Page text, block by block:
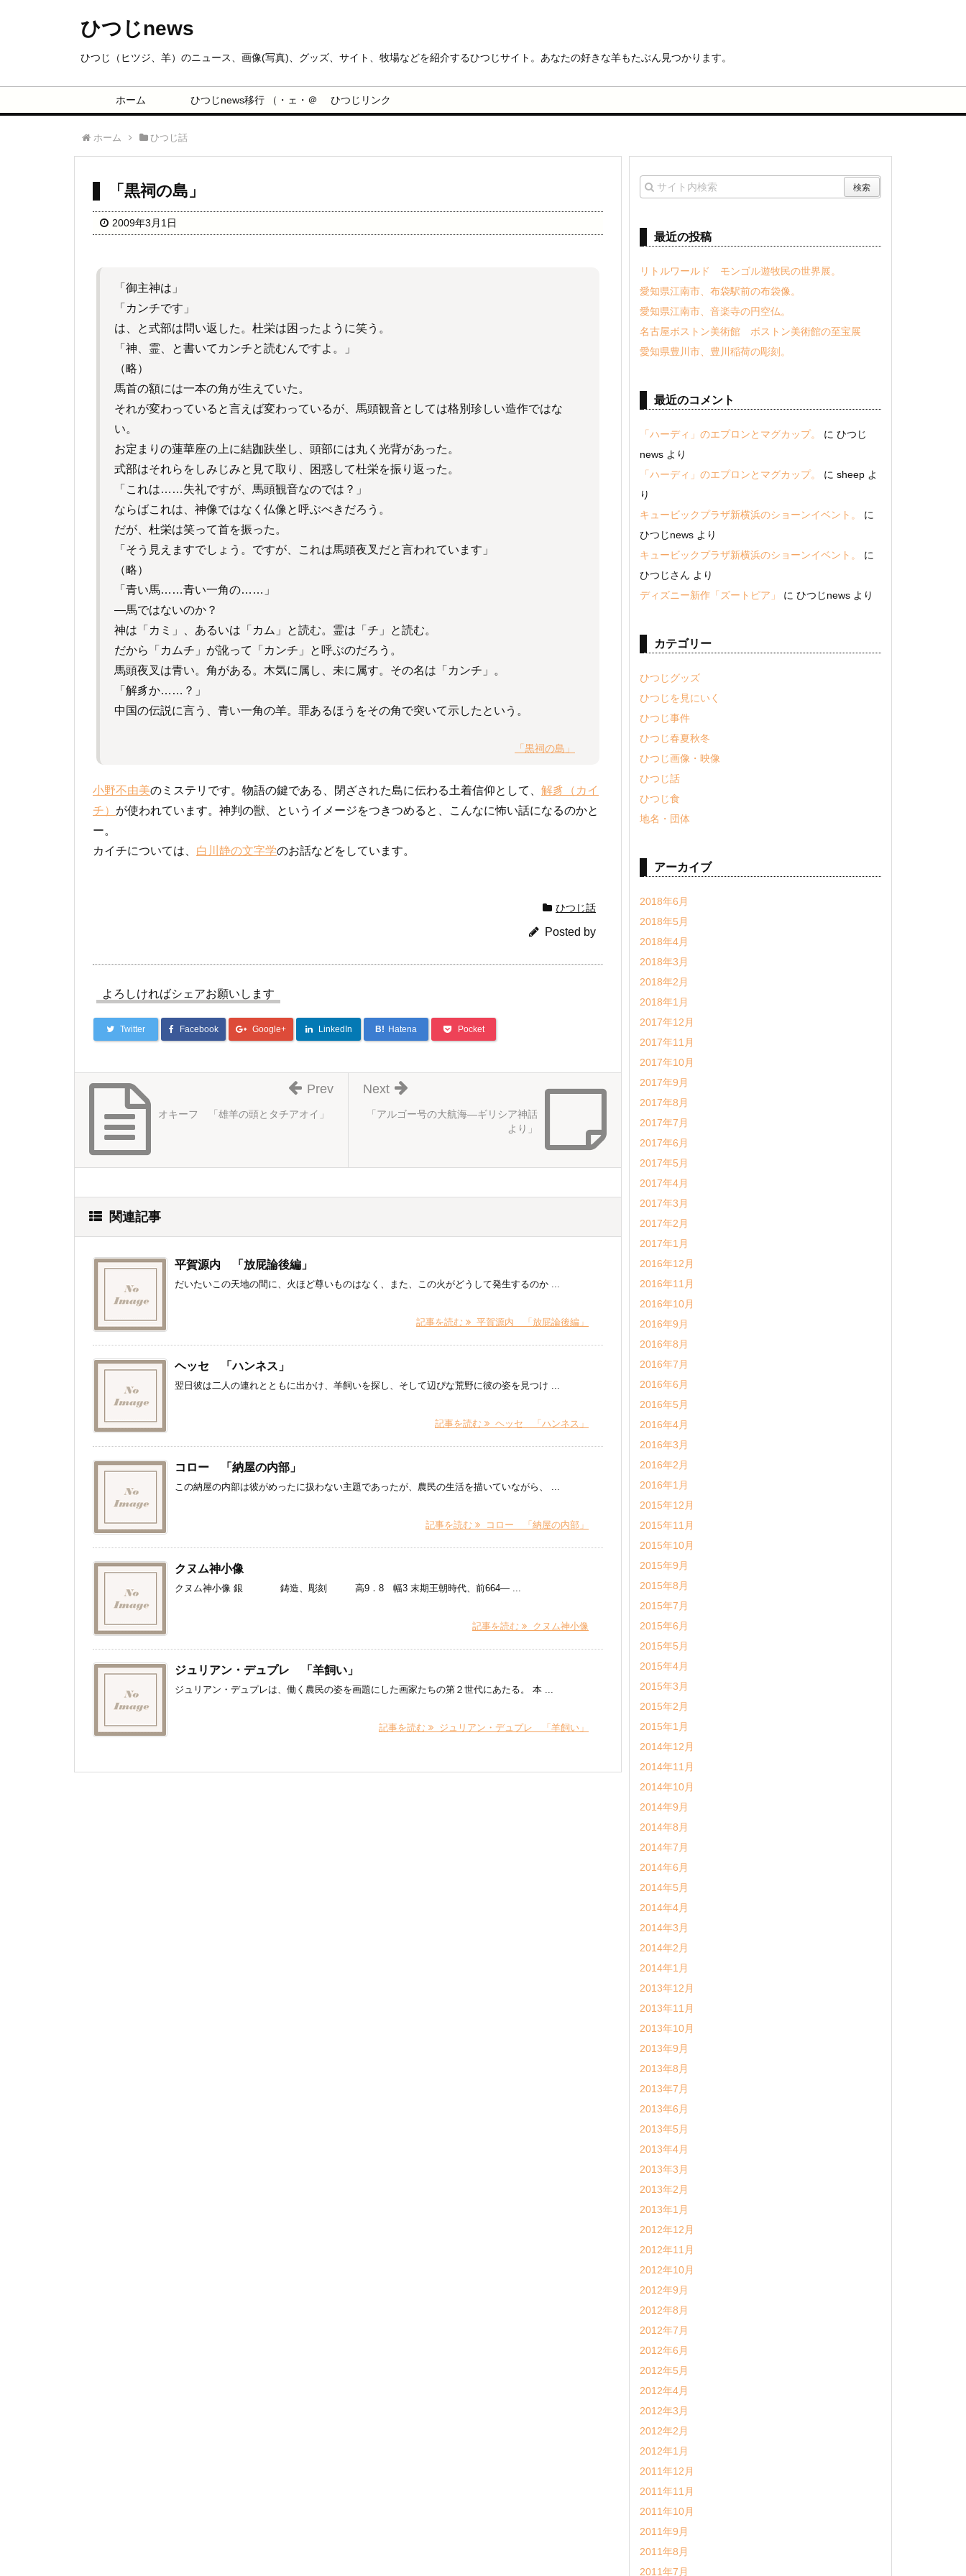
ひつじnews
ひつじ（ヒツジ、羊）のニュース、画像(写真)、グッズ、サイト、牧場などを紹介するひつじサイト。あなたの好きな羊もたぶん見つかります。
ホーム ひつじnews移行 （・ェ・＠ ひつじリンク
ホーム ひつじ話
「黒祠の島」
2009年3月1日
「御主神は」
「カンチです」
は、と式部は問い返した。杜栄は困ったように笑う。
「神、霊、と書いてカンチと読むんですよ。」
（略）
馬首の額には一本の角が生えていた。
それが変わっていると言えば変わっているが、馬頭観音としては格別珍しい造作ではな
い。
お定まりの蓮華座の上に結跏趺坐し、頭部には丸く光背があった。
式部はそれらをしみじみと見て取り、困惑して杜栄を振り返った。
「これは……失礼ですが、馬頭観音なのでは？」
ならばこれは、神像ではなく仏像と呼ぶべきだろう。
だが、杜栄は笑って首を振った。
「そう見えますでしょう。ですが、これは馬頭夜叉だと言われています」
（略）
「青い馬……青い一角の……」
―馬ではないのか？
神は「カミ」、あるいは「カム」と読む。霊は「チ」と読む。
だから「カムチ」が訛って「カンチ」と呼ぶのだろう。
馬頭夜叉は青い。角がある。木気に属し、未に属す。その名は「カンチ」。
「解豸か……？」
中国の伝説に言う、青い一角の羊。罪あるほうをその角で突いて示したという。
「黒祠の島」
小野不由美のミステリです。物語の鍵である、閉ざされた島に伝わる土着信仰として、 解豸（カイ
チ） が使われています。神判の獣、というイメージをつきつめると、こんなに怖い話になるのかと
ー。
カイチについては、 白川静の文字学のお話などをしています。
ひつじ話
Posted by
よろしければシェアお願いします
Twitter Facebook Google+ LinkedIn B! Hatena Pocket
「アルゴー号の大航海―ギリシア神話
より」
Next
オキーフ 「雄羊の頭とタチアオイ」
Prev
関連記事
平賀源内 「放屁論後編」
だいたいこの天地の間に、火ほど尊いものはなく、また、この火がどうして発生するのか ...
記事を読む 平賀源内 「放屁論後編」
ヘッセ 「ハンネス」
翌日彼は二人の連れとともに出かけ、羊飼いを探し、そして辺ぴな荒野に彼の姿を見つけ ...
記事を読む ヘッセ 「ハンネス」
コロー 「納屋の内部」
この納屋の内部は彼がめったに扱わない主題であったが、農民の生活を描いていながら、 ...
記事を読む コロー 「納屋の内部」
クヌム神小像
クヌム神小像 銀 鋳造、彫刻 高9．8 幅3 末期王朝時代、前664― ...
記事を読む クヌム神小像
ジュリアン・デュプレ 「羊飼い」
ジュリアン・デュプレは、働く農民の姿を画題にした画家たちの第２世代にあたる。 本 ...
記事を読む ジュリアン・デュプレ 「羊飼い」
最近の投稿
リトルワールド モンゴル遊牧民の世界展。
愛知県江南市、布袋駅前の布袋像。
愛知県江南市、音楽寺の円空仏。
名古屋ボストン美術館 ボストン美術館の至宝展
愛知県豊川市、豊川稲荷の彫刻。
最近のコメント
「ハーディ」のエプロンとマグカップ。 に ひつじ
news より
「ハーディ」のエプロンとマグカップ。
に sheep よ
り
キュービックプラザ新横浜のショーンイベント。
に
ひつじnews より
キュービックプラザ新横浜のショーンイベント。
に
ひつじさん より
ディズニー新作「ズートピア」
に ひつじnews より
カテゴリー
ひつじグッズ
ひつじを見にいく
ひつじ事件
ひつじ春夏秋冬
ひつじ画像・映像
ひつじ話
ひつじ食
地名・団体
アーカイブ
2018年6月
2018年5月
2018年4月
2018年3月
2018年2月
2018年1月
2017年12月
2017年11月
2017年10月
2017年9月
2017年8月
2017年7月
2017年6月
2017年5月
2017年4月
2017年3月
2017年2月
2017年1月
2016年12月
2016年11月
2016年10月
2016年9月
2016年8月
2016年7月
2016年6月
2016年5月
2016年4月
2016年3月
2016年2月
2016年1月
2015年12月
2015年11月
2015年10月
2015年9月
2015年8月
2015年7月
2015年6月
2015年5月
2015年4月
2015年3月
2015年2月
2015年1月
2014年12月
2014年11月
2014年10月
2014年9月
2014年8月
2014年7月
2014年6月
2014年5月
2014年4月
2014年3月
2014年2月
2014年1月
2013年12月
2013年11月
2013年10月
2013年9月
2013年8月
2013年7月
2013年6月
2013年5月
2013年4月
2013年3月
2013年2月
2013年1月
2012年12月
2012年11月
2012年10月
2012年9月
2012年8月
2012年7月
2012年6月
2012年5月
2012年4月
2012年3月
2012年2月
2012年1月
2011年12月
2011年11月
2011年10月
2011年9月
2011年8月
2011年7月